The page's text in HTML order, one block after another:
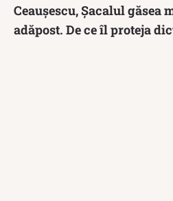
Ceaușescu, Şacalul găsea
adăpost. De ce îl proteja